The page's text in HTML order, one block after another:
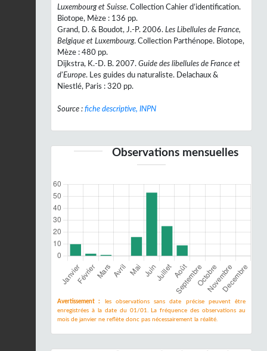
Luxembourg et Suisse. Collection Cahier d’identification.
Biotope, Mèze : 136 pp.
Grand, D. & Boudot, J.-P. 2006. Les Libellules de France,
Belgique et Luxembourg. Collection Parthénope. Biotope,
Mèze : 480 pp.
Dijkstra, K.-D. B. 2007. Guide des libellules de France et
d'Europe. Les guides du naturaliste. Delachaux &
Niestlé, Paris : 320 pp.
Source : fiche descriptive, INPN
Observations mensuelles
Avertissement :
les observations sans date précise peuvent être
enregistrées à la date du 01/01. La fréquence des observations au
mois de janvier ne reflète donc pas nécessairement la réalité.